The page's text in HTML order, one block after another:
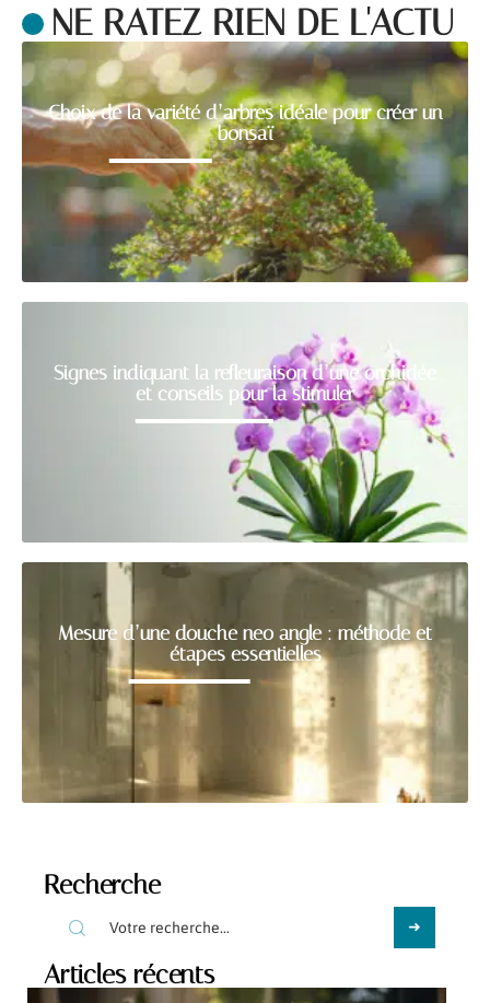
NE RATEZ RIEN DE L'ACTU
Choix de la variété d’arbres idéale pour créer un
bonsaï
Signes indiquant la refleuraison d’une orchidée
et conseils pour la stimuler
Mesure d’une douche neo angle : méthode et
étapes essentielles
Recherche
Articles récents